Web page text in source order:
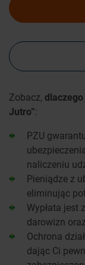
Zobacz,
Jutro”:
PZU
naliczeniu
Pieniądze z
eliminując
Wypłata jest
darowizn
Ochrona
dając Ci